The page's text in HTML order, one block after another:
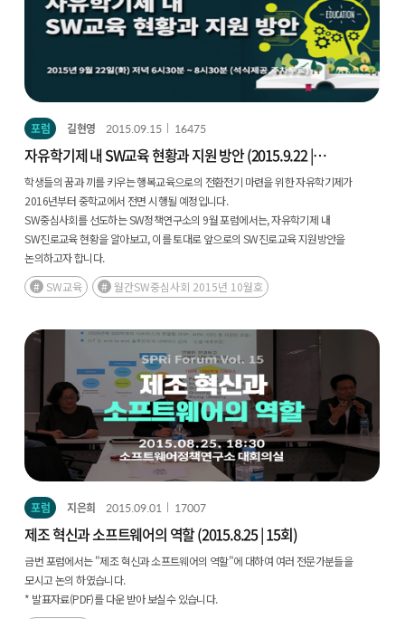
포럼 길현영 2015.09.15 16475
자유학기제 내 SW교육 현황과 지원 방안 (2015.9.22 |
16회)
학생들의 꿈과 끼를 키우는 행복교육으로의 전환전기 마련을 위한 자유학기제가
2016년부터 중학교에서 전면 시행될 예정입니다.
SW중심사회를 선도하는 SW정책연구소의 9월 포럼에서는, 자유학기제 내
SW진로교육 현황을 알아보고, 이를 토대로 앞으로의 SW진로교육 지원방안을
논의하고자 합니다.
SW교육
월간SW중심사회 2015년 10월호
포럼 지은희 2015.09.01 17007
제조 혁신과 소프트웨어의 역할 (2015.8.25 | 15회)
금번 포럼에서는 "제조 혁신과 소프트웨어의 역할"에 대하여 여러 전문가분들을
모시고 논의 하였습니다.
* 발표자료(PDF)를 다운 받아 보실수 있습니다.